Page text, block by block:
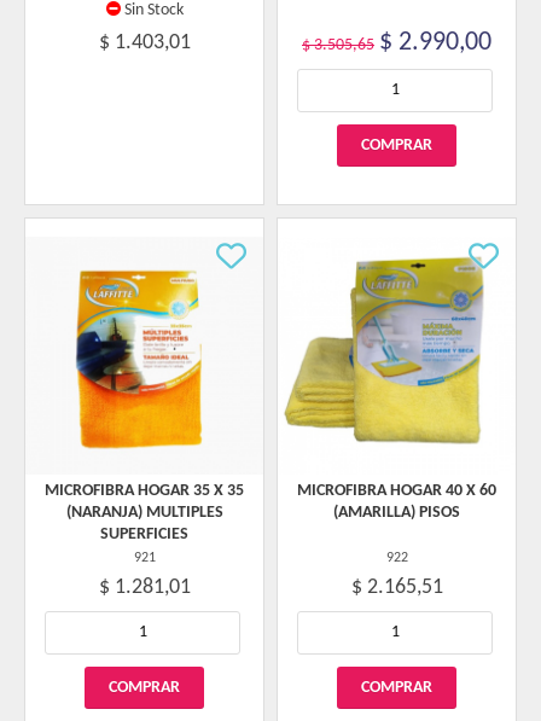
Sin Stock
$ 1.403,01 $ 3.505,65 $ 2.990,00
MICROFIBRA HOGAR 35 X 35
(NARANJA) MULTIPLES
SUPERFICIES
921
$ 1.281,01
MICROFIBRA HOGAR 40 X 60
(AMARILLA) PISOS
922
$ 2.165,51